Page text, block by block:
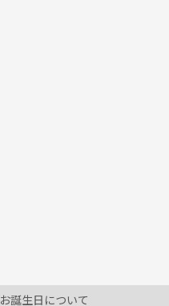
お誕生日について